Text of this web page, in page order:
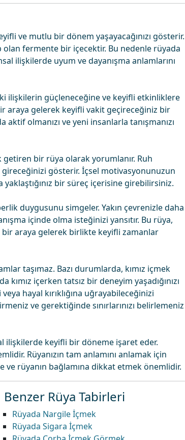
ve mutlu bir dönem yaşayacağınızı gösterir.
olan fermente bir içecektir. Bu nedenle rüyada
ilişkilerde uyum ve dayanışma anlamlarını
ilişkilerin güçleneceğine ve keyifli etkinliklere
araya gelerek keyifli vakit geçireceğiniz bir
olmanızı ve yeni insanlarla tanışmanızı
getiren bir rüya olarak yorumlanır. Ruh
gösterir. İçsel motivasyonunuzun
yaklaştığınız bir süreç içerisine girebilirsiniz.
duygusunu simgeler. Yakın çevrenizle daha
içinde olma isteğinizi yansıtır. Bu rüya,
bir araya gelerek birlikte keyifli zamanlar
taşımaz. Bazı durumlarda, kımız içmek
içerken tatsız bir deneyim yaşadığınızı
hayal kırıklığına uğrayabileceğinizi
ve gerektiğinde sınırlarınızı belirlemeniz
ilişkilerde keyifli bir döneme işaret eder.
Rüyanızın tam anlamını anlamak için
ve rüyanın bağlamına dikkat etmek önemlidir.
Benzer Rüya Tabirleri
Rüyada Nargile İçmek
Rüyada Sigara İçmek